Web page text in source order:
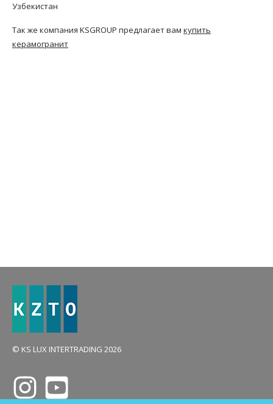
Узбекистан
Так же компания KSGROUP предлагает вам купить
керамогранит
© KS LUX INTERTRADING 2026